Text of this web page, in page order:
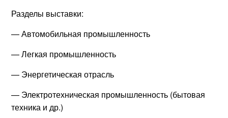
Разделы выставки:
— Автомобильная промышленность
— Легкая промышленность
— Энергетическая отрасль
— Электротехническая промышленность (бытовая
техника и др.)